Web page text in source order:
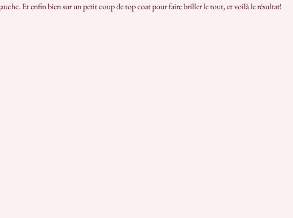
Et enfin bien sur un petit coup de top coat pour faire briller le tout, et voilà le résultat!